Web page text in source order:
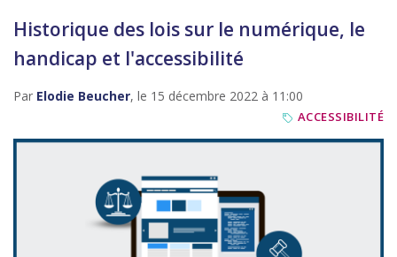
Historique des lois sur le numérique, le
handicap et l'accessibilité
Par Elodie Beucher, le 15 décembre 2022 à 11:00
ACCESSIBILITÉ